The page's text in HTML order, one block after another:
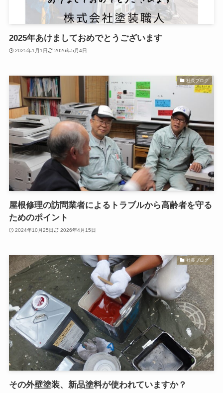
2025年あけましておめでとうございます
2025年1月1日 2026年5月4日
社長ブログ
屋根修理の訪問業者によるトラブルから高齢者を守る
ためのポイント
2024年10月25日 2026年4月15日
社長ブログ
その外壁塗装、新品塗料が使われていますか？